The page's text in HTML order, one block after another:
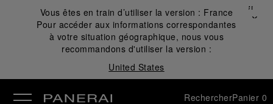
Vous êtes en train d’utiliser la version : France
Pour accéder aux informations correspondantes
à votre situation géographique, nous vous
recommandons d'utiliser la version :
United States
Fermer
✕
RechercherPanier 0